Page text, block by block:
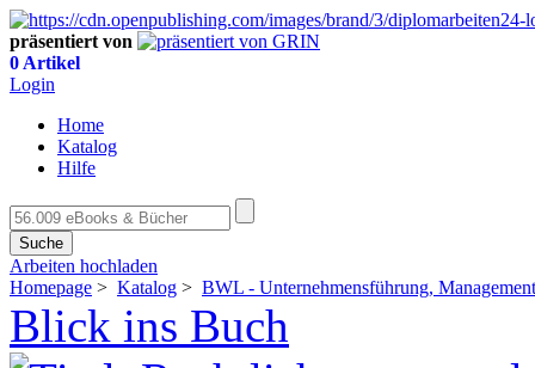
präsentiert von
0 Artikel
Login
Home
Katalog
Hilfe
Suche
Arbeiten hochladen
Homepage > Katalog > BWL - Unternehmensführung,
Blick ins Buch